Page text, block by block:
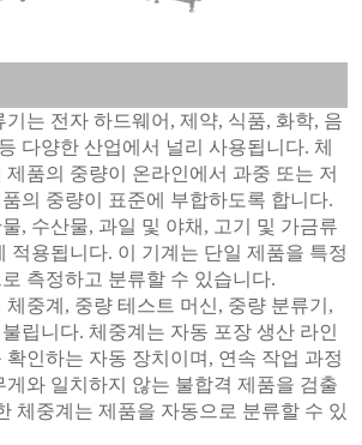
는 전자 하드웨어, 제약, 식품, 화학, 음
다양한 산업에서 널리 사용됩니다. 체
품의 중량이 온라인에서 과중 또는 저
의 중량이 표준에 부합하도록 합니다.
, 수산물, 과일 및 야채, 고기 및 가금류
적용됩니다. 이 기계는 단일 제품을 특정
측정하고 분류할 수 있습니다.
체중계, 중량 테스트 머신, 중량 분류기,
립니다. 체중계는 자동 포장 생산 라인
확인하는 자동 장치이며, 연속 작업 과정
게와 일치하지 않는 불합격 제품을 검출
체중계는 제품을 자동으로 분류할 수 있